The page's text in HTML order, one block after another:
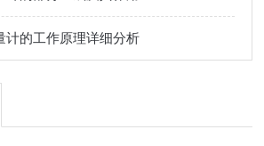
计的工作原理详细分析